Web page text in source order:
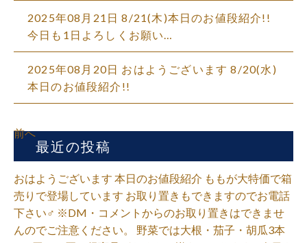
2025年08月21日 8/21(木)本日のお値段紹介!!
今日も1日よろしくお願い…
2025年08月20日 おはようございます 8/20(水)
本日のお値段紹介!!
前へ
最近の投稿
おはようございます 本日のお値段紹介 ももが大特価で箱
売りで登場しています お取り置きもできますのでお電話
下さい‍♂️ ※DM・コメントからのお取り置きはできませ
んのでご注意ください。 野菜では大根・茄子・胡瓜3本